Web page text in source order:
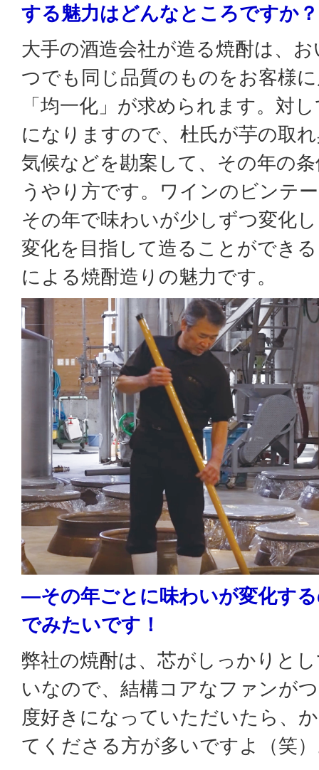
する魅力はどんなところですか？
大手の酒造会社が造る焼酎は、
つでも同じ品質のものをお客様
「均一化」が求められます。対
になりますので、杜氏が芋の取
気候などを勘案して、その年の
うやり方です。ワインのビンテ
その年で味わいが少しずつ変化
変化を目指して造ることができ
による焼酎造りの魅力です。
―その年ごとに味わいが変化す
でみたいです！
弊社の焼酎は、芯がしっかりと
いなので、結構コアなファンが
度好きになっていただいたら、
てくださる方が多いですよ（笑